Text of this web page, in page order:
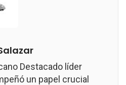
Destacado líder
un papel crucial